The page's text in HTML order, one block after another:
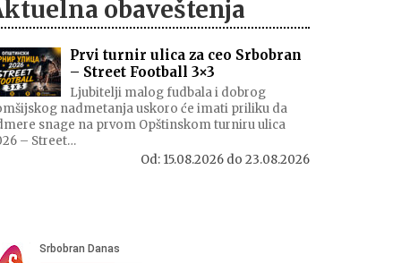
obaveštenja
Prvi turnir ulica za ceo Srbobran
– Street Football 3×3
Ljubitelji malog fudbala i dobrog
nadmetanja uskoro će imati priliku da
snage na prvom Opštinskom turniru ulica
– Street…
Od: 15.08.2026 do 23.08.2026